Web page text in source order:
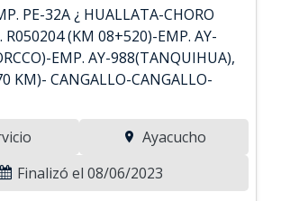
PE-32A ¿ HUALLATA-CHORO
R050204 (KM 08+520)-EMP. AY-
EMP. AY-988(TANQUIHUA),
KM)- CANGALLO-CANGALLO-
Ayacucho
Finalizó el 08/06/2023